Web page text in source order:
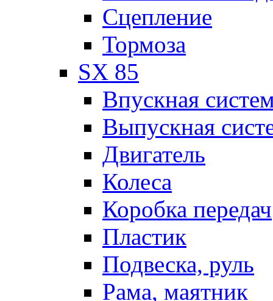
Сцепление
Тормоза
SX 85
Впускная
Выпускная
Двигатель
Колеса
Коробка передач
Пластик
Подвеска, руль
Рама, маятник